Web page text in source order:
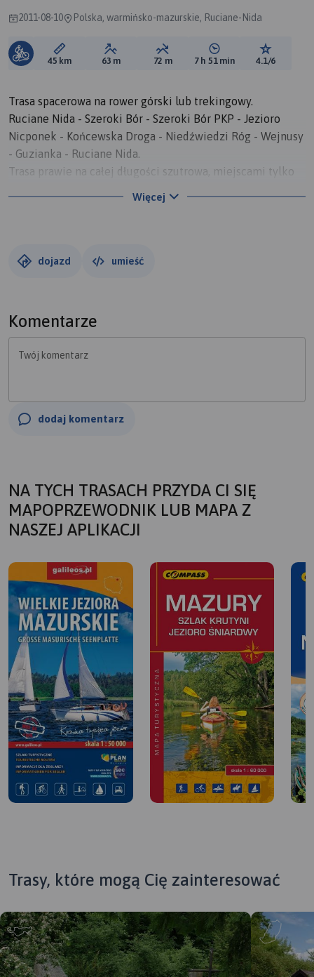
2011-08-10 Polska, warmińsko-mazurskie, Ruciane-Nida
Długość trasy:
45 km Suma przewyższeń:
63 m Suma spadków:
72 m Średni czas potrzebny
7 h 51 min Ocena
4.1/6
Trasa spacerowa na rower górski lub trekingowy.
Ruciane Nida - Szeroki Bór - Szeroki Bór PKP - Jezioro
Nicponek - Końcewska Droga - Niedźwiedzi Róg - Wejnusy
- Guzianka - Ruciane Nida.
Trasa prawie na całej długości szutrowa, miejscami tylko
Więcej
dojazd umieść
Komentarze
Twój komentarz
dodaj komentarz
NA TYCH TRASACH PRZYDA CI SIĘ
MAPOPRZEWODNIK LUB MAPA Z
NASZEJ APLIKACJI
Trasy, które mogą Cię zainteresować